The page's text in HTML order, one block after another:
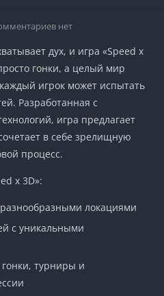
нет
дух, и игра «Speed x
гонки, а целый мир
игрок может испытать
Разработанная с
игра предлагает
в себе зрелищную
процесс.
x 3D»:
локациями
с уникальными
турниры и